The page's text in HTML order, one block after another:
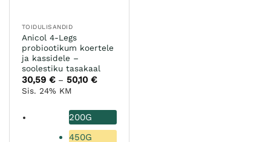
TOIDULISANDID
Anicol 4-Legs
probiootikum koertele
ja kassidele –
soolestiku tasakaal
30,59 € – 50,10 €Hinnavahemik:
Sis. 24% KM
200G
450G